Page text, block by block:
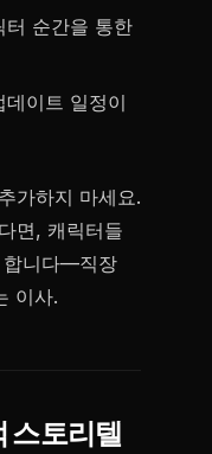
터 순간을 통한
이트 일정이
가하지 마세요.
면, 캐릭터들
합니다—직장
이사.
스토리텔